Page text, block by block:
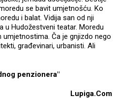
se bavit umjetnošću. Ko
i balat. Vidija san od nji
u Hudožestveni teatar. Moredu
Ča je gnjizdo nego
građevinari, urbanisti. Ali
penzionera"
Lupiga.Com